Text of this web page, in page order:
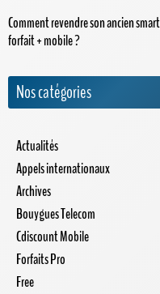
Comment revendre son ancien
forfait + mobile ?
Nos catégories
Actualités
Appels internationaux
Archives
Bouygues Telecom
Cdiscount Mobile
Forfaits Pro
Free